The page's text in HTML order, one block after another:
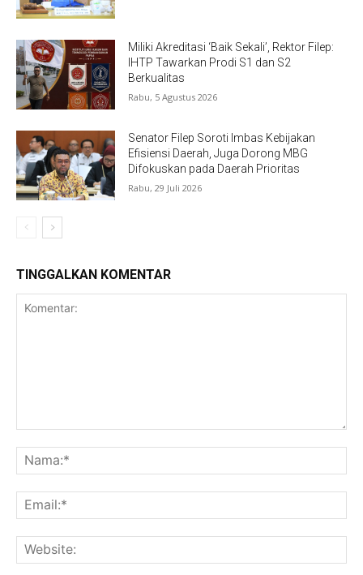
Miliki Akreditasi ‘Baik Sekali’, Rektor Filep:
IHTP Tawarkan Prodi S1 dan S2
Berkualitas
Rabu, 5 Agustus 2026
Senator Filep Soroti Imbas Kebijakan
Efisiensi Daerah, Juga Dorong MBG
Difokuskan pada Daerah Prioritas
Rabu, 29 Juli 2026
TINGGALKAN KOMENTAR